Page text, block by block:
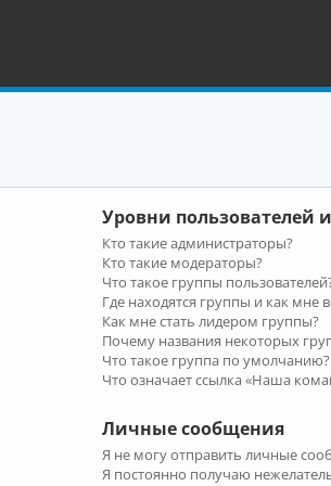
Уровни пользователей
Кто такие администраторы?
Кто такие модераторы?
Что такое группы
Где находятся группы и как мне
Как мне стать лидером группы?
Почему названия некоторых
Что такое группа по умолчанию?
Что означает ссылка «Наша
Личные сообщения
Я не могу отправить личные
Я постоянно получаю